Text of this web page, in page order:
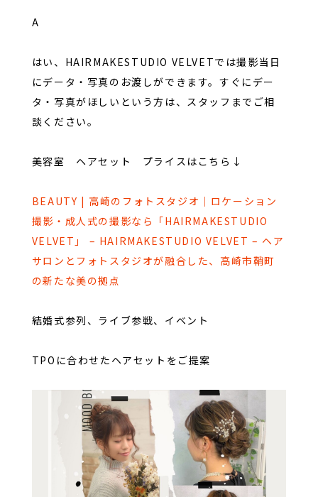
A
はい、HAIRMAKESTUDIO VELVETでは撮影当日
にデータ・写真のお渡しができます。すぐにデー
タ・写真がほしいという方は、スタッフまでご相
談ください。
美容室 ヘアセット プライスはこちら↓
BEAUTY | 高崎のフォトスタジオ｜ロケーション
撮影・成人式の撮影なら「HAIRMAKESTUDIO
VELVET」 – HAIRMAKESTUDIO VELVET – ヘア
サロンとフォトスタジオが融合した、高崎市鞘町
の新たな美の拠点
結婚式参列、ライブ参戦、イベント
TPOに合わせたヘアセットをご提案